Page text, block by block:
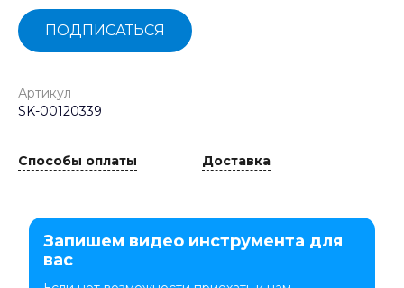
ПОДПИСАТЬСЯ
Артикул
SK-00120339
Способы оплаты Доставка
Запишем видео инструмента для
вас